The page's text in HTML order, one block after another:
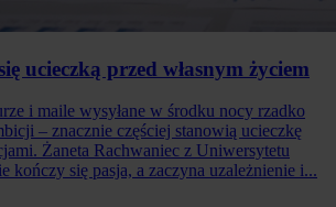
ucieczką przed własnym życiem
i maile wysyłane w środku nocy rzadko
– znacznie częściej stanowią ucieczkę
Żaneta Rachwaniec z Uniwersytetu
kończy się pasja, a zaczyna uzależnienie i...